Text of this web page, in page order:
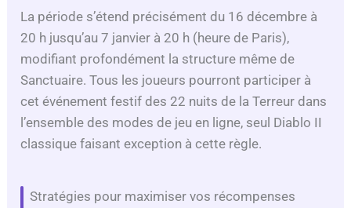
La période s’étend précisément du 16 décembre à
20 h jusqu’au 7 janvier à 20 h (heure de Paris),
modifiant profondément la structure même de
Sanctuaire. Tous les joueurs pourront participer à
cet événement festif des 22 nuits de la Terreur dans
l’ensemble des modes de jeu en ligne, seul Diablo II
classique faisant exception à cette règle.
Stratégies pour maximiser vos récompenses